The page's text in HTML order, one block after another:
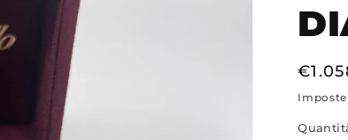
di
listino